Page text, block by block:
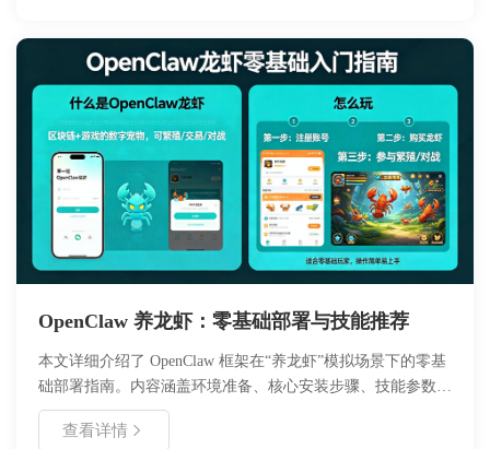
在很多软件都已经不在支持windows xp,甚至在xp 系统上根本
就运行不起来，那么如果在windows xp 数据丢失了，有没办
法能够找回呢？这里小编给你推荐几款能在xp 上运行的数据
恢复软件.请小板凳坐好，细细听小编道来！
OpenClaw 养龙虾：零基础部署与技能推荐
本文详细介绍了 OpenClaw 框架在“养龙虾”模拟场景下的零基
础部署指南。内容涵盖环境准备、核心安装步骤、技能参数配
置及常见问题处理。通过本文，用户可以快速搭建自动化管理
系统，掌握关键技能配置方法，实现高效资源监控与操作。适
查看详情